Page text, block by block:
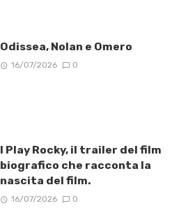
Odissea, Nolan e Omero
16/07/2026 0
I Play Rocky, il trailer del film
biografico che racconta la
nascita del film.
16/07/2026 0